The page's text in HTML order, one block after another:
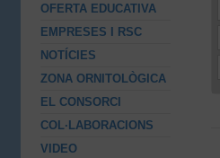
OFERTA EDUCATIVA
EMPRESES I RSC
NOTÍCIES
ZONA ORNITOLÒGICA
EL CONSORCI
COL·LABORACIONS
VIDEO